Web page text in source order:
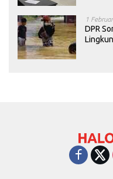
1
DPR